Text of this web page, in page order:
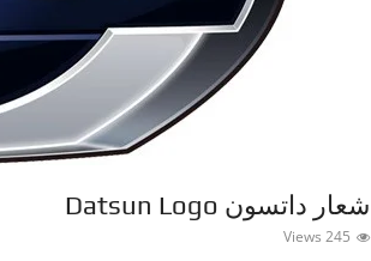
شعار داتسون Datsun Logo
245 Views